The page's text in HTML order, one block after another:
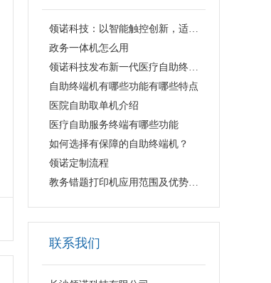
领诺科技：以智能触控创新，适配多行业数字化设备定制需求
政务一体机怎么用
领诺科技发布新一代医疗自助终端系列，24 小时无人值守赋能智慧医院建设
自助终端机有哪些功能有哪些特点
医院自助取单机介绍
医疗自助服务终端有哪些功能
如何选择有保障的自助终端机？
领诺定制流程
教务错题打印机应用范围及优势解析
联系我们